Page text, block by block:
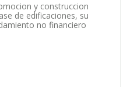
y construccion
de edificaciones, su
no financiero